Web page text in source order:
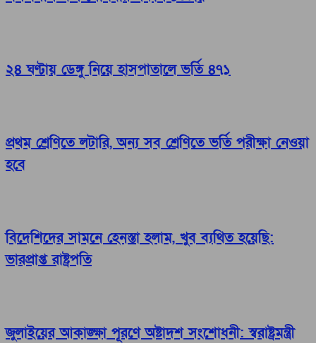
২৪ ঘণ্টায় ডেঙ্গু নিয়ে হাসপাতালে ভর্তি ৪৭১
প্রথম শ্রেণিতে লটারি, অন্য সব শ্রেণিতে ভর্তি পরীক্ষা নেওয়া
হবে
বিদেশিদের সামনে হেনস্তা হলাম, খুব ব্যথিত হয়েছি:
ভারপ্রাপ্ত রাষ্ট্রপতি
জুলাইয়ের আকাঙ্ক্ষা পূরণে অষ্টাদশ সংশোধনী: স্বরাষ্ট্রমন্ত্রী